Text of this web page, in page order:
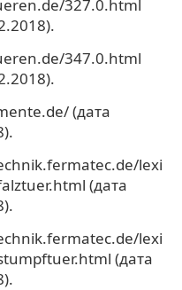
327.0.html
347.0.html
(дата
lexi
(дата
lexi
(дата